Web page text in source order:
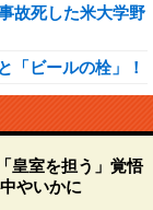
故死した米大学野
「ビールの栓」！
皇室を担う」覚悟
やいかに